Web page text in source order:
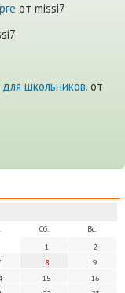
от missi7
школьников. от
Сб.
Вс.
1
2
8
9
15
16